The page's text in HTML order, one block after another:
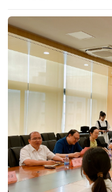
们、学生家长们共同出
李翔主持。毕业典礼在
婷副院长就2024届各专
绍：高等研究院2024